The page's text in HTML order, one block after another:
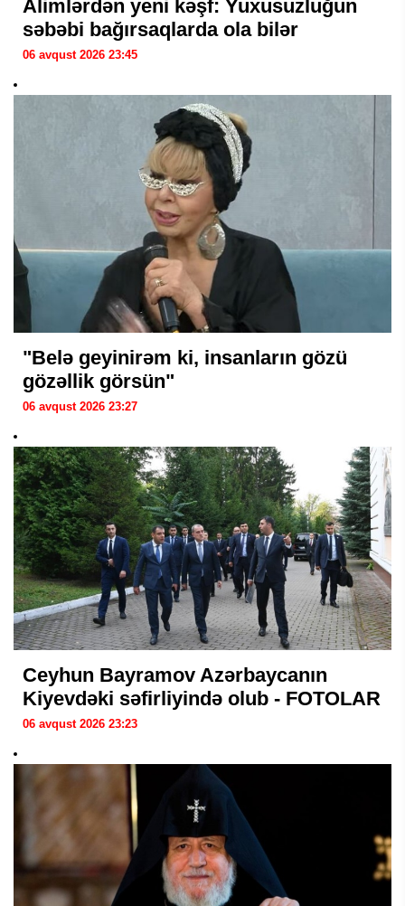
Alimlərdən yeni kəşf: Yuxusuzluğun
səbəbi bağırsaqlarda ola bilər
06 avqust 2026 23:45
"Belə geyinirəm ki, insanların gözü
gözəllik görsün"
06 avqust 2026 23:27
Ceyhun Bayramov Azərbaycanın
Kiyevdəki səfirliyində olub - FOTOLAR
06 avqust 2026 23:23